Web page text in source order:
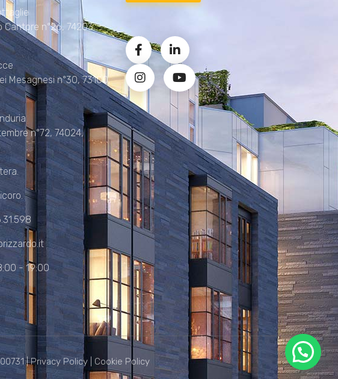
Cantore n°26, 74203,
Mesagnesi n°30, 73100,
n°72, 74024,
- 19:00
|Privacy Policy Cookie Policy